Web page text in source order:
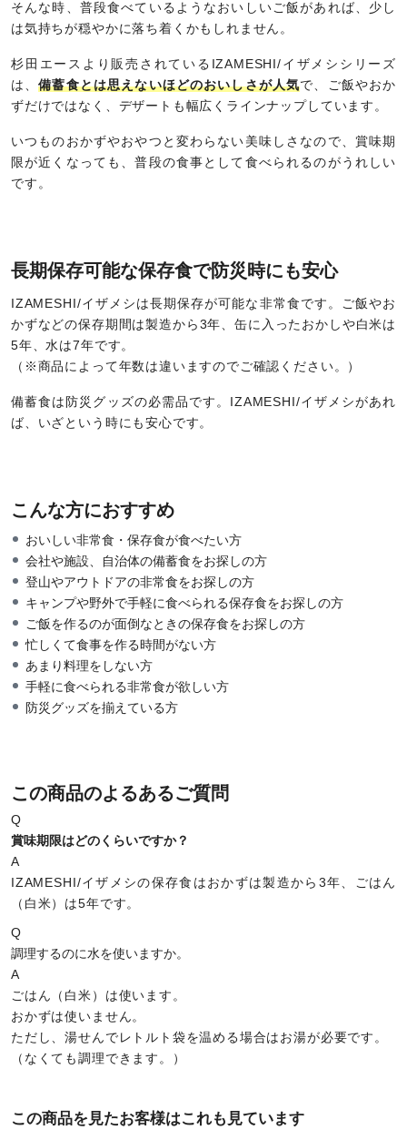
そんな時、普段食べているようなおいしいご飯があれば、少し
は気持ちが穏やかに落ち着くかもしれません。
杉田エースより販売されているIZAMESHI/イザメシシリーズ
は、備蓄食とは思えないほどのおいしさが人気で、ご飯やおか
ずだけではなく、デザートも幅広くラインナップしています。
いつものおかずやおやつと変わらない美味しさなので、賞味期
限が近くなっても、普段の食事として食べられるのがうれしい
です。
長期保存可能な保存食で防災時にも安心
IZAMESHI/イザメシは長期保存が可能な非常食です。ご飯やお
かずなどの保存期間は製造から3年、缶に入ったおかしや白米は
5年、水は7年です。
（※商品によって年数は違いますのでご確認ください。）
備蓄食は防災グッズの必需品です。IZAMESHI/イザメシがあれ
ば、いざという時にも安心です。
こんな方におすすめ
おいしい非常食・保存食が食べたい方
会社や施設、自治体の備蓄食をお探しの方
登山やアウトドアの非常食をお探しの方
キャンプや野外で手軽に食べられる保存食をお探しの方
ご飯を作るのが面倒なときの保存食をお探しの方
忙しくて食事を作る時間がない方
あまり料理をしない方
手軽に食べられる非常食が欲しい方
防災グッズを揃えている方
この商品のよるあるご質問
Q
賞味期限はどのくらいですか？
A
IZAMESHI/イザメシの保存食はおかずは製造から3年、ごはん
（白米）は5年です。
Q
調理するのに水を使いますか。
A
ごはん（白米）は使います。
おかずは使いません。
ただし、湯せんでレトルト袋を温める場合はお湯が必要です。
（なくても調理できます。）
この商品を見たお客様はこれも見ています